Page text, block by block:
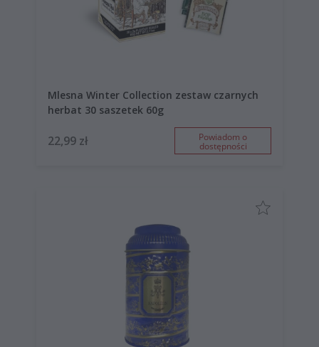
Mlesna Winter Collection zestaw czarnych
herbat 30 saszetek 60g
22,99 zł Powiadom o
dostępności